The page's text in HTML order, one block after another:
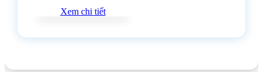
Xem chi tiết